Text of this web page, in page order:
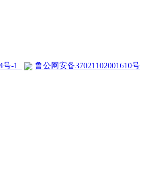
号-1 鲁公网安备37021102001610号